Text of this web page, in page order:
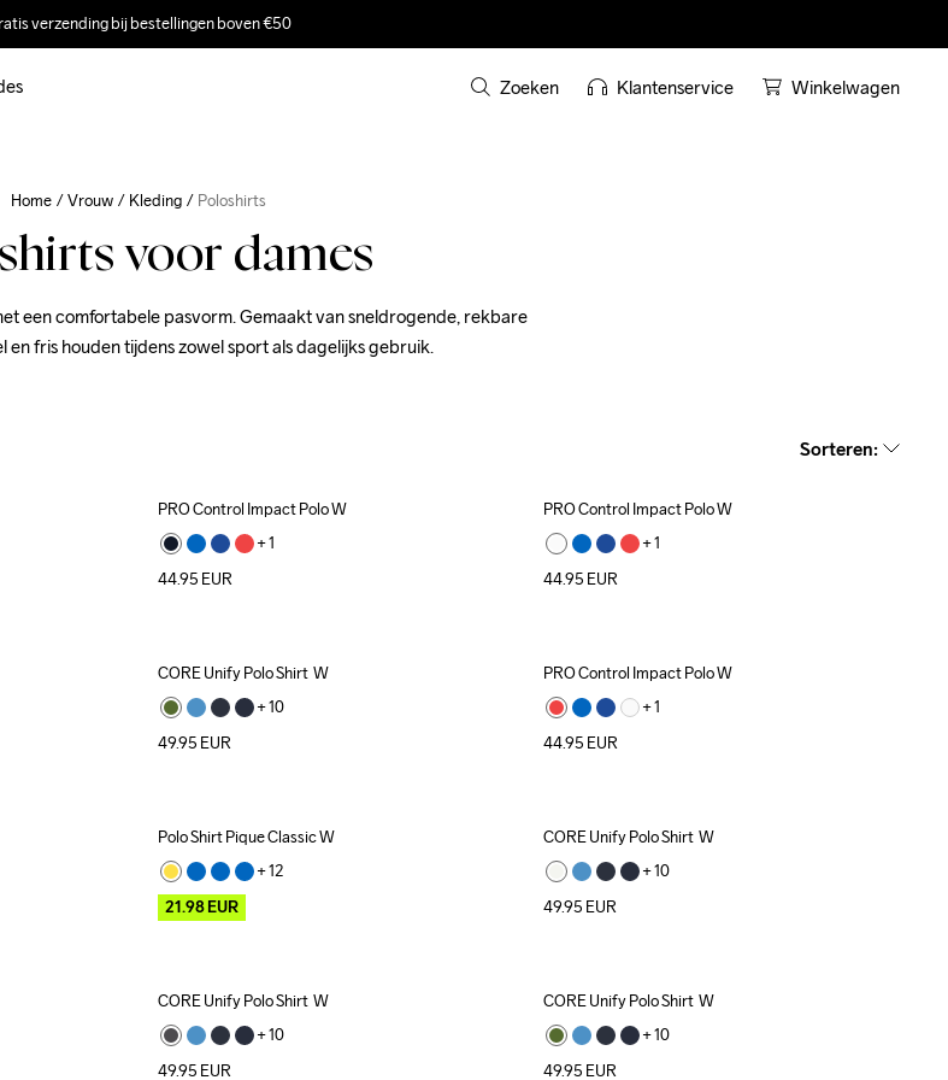
verzending bij bestellingen boven €50
Zoeken Klantenservice Winkelwagen
Home Vrouw Kleding Poloshirts
voor dames
een comfortabele pasvorm. Gemaakt van sneldrogende, rekbare
en fris houden tijdens zowel sport als dagelijks gebruik.
Sorteren:
PRO Control Impact Polo W
+ 1
44.95 EUR
PRO Control Impact Polo W
+ 1
44.95 EUR
Recycled
CORE Unify Polo Shirt  W
+ 10
49.95 EUR
PRO Control Impact Polo W
+ 1
44.95 EUR
Outlet
Polo Shirt Pique Classic W
+ 12
21.98EUR
Recycled
CORE Unify Polo Shirt  W
+ 10
49.95 EUR
Recycled
CORE Unify Polo Shirt  W
+ 10
49.95 EUR
Recycled
CORE Unify Polo Shirt  W
+ 10
49.95 EUR